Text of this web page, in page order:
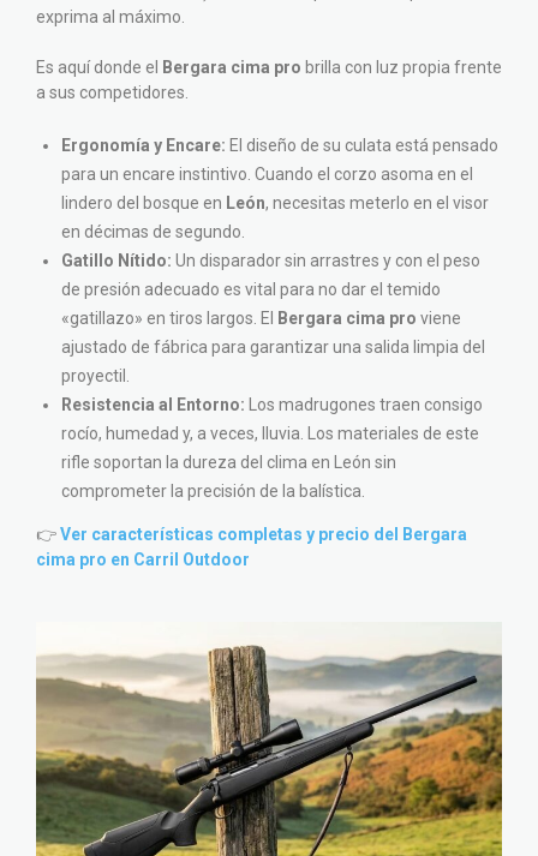
exprima al máximo.
Es aquí donde el Bergara cima pro brilla con luz propia frente
a sus competidores.
Ergonomía y Encare: El diseño de su culata está pensado
para un encare instintivo. Cuando el corzo asoma en el
lindero del bosque en León, necesitas meterlo en el visor
en décimas de segundo.
Gatillo Nítido: Un disparador sin arrastres y con el peso
de presión adecuado es vital para no dar el temido
«gatillazo» en tiros largos. El
Bergara cima pro viene
ajustado de fábrica para garantizar una salida limpia del
proyectil.
Resistencia al Entorno: Los madrugones traen consigo
rocío, humedad y, a veces, lluvia. Los materiales de este
rifle soportan la dureza del clima en León sin
comprometer la precisión de la balística.
👉Ver características completas y precio del Bergara
cima pro en Carril Outdoor